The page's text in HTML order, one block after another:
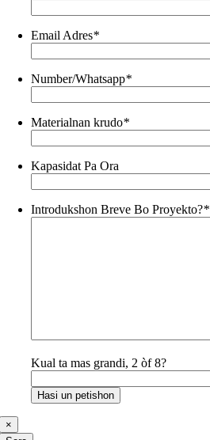
Email Adres*
Number/Whatsapp*
Materialnan krudo*
Kapasidat Pa Ora
Introdukshon Breve Bo Proyekto?*
Kual ta mas grandi, 2 òf 8?
×